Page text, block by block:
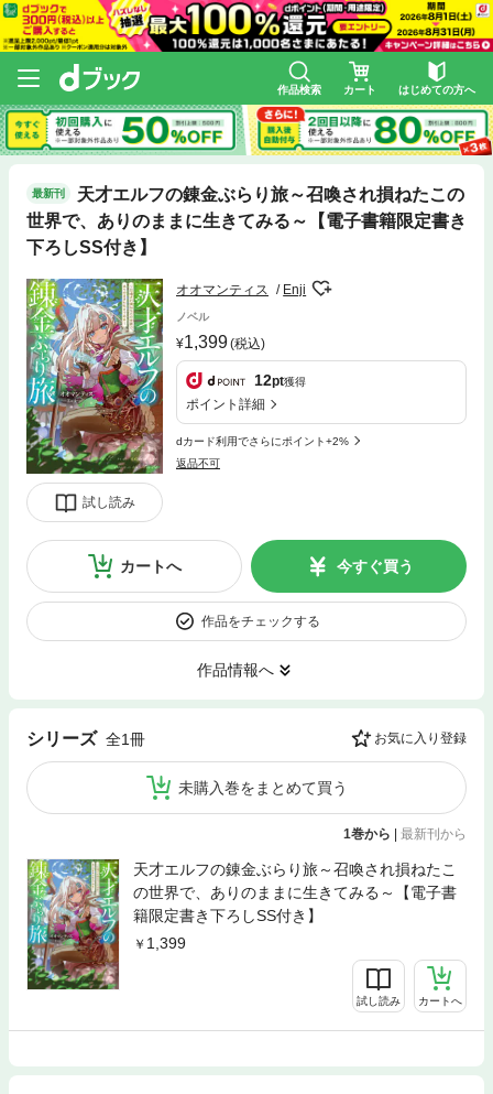
作品検索 カート はじめての方へ
最新刊
天才エルフの錬金ぶらり旅～召喚され損ねたこの
世界で、ありのままに生きてみる～【電子書籍限定書き
下ろしSS付き】
試し読み
オオマンティス Enji
ノベル
1,399(税込)
12pt獲得
ポイント詳細
dカード利用でさらにポイント+2%
返品不可
カートへ 今すぐ買う
作品をチェックする
作品情報へ
シリーズ 全1冊 お気に入り登録
未購入巻をまとめて買う
1巻から | 最新刊から
天才エルフの錬金ぶらり旅～召喚され損ねたこ
の世界で、ありのままに生きてみる～【電子書
籍限定書き下ろしSS付き】
1,399
試し読み カートへ